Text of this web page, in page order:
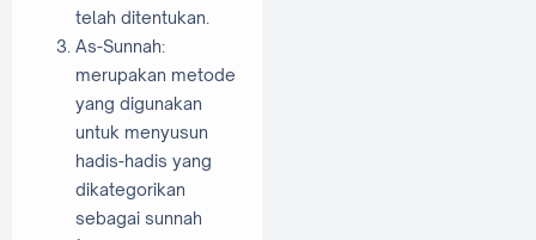
telah ditentukan.
As-Sunnah:
merupakan metode
yang digunakan
untuk menyusun
hadis-hadis yang
dikategorikan
sebagai sunnah